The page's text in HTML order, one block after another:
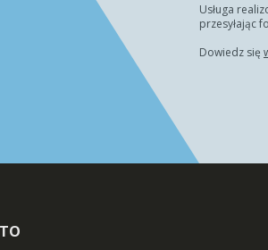
Usługa
przesyłając
Dowiedz się